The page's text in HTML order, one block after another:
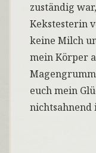
zuständig
Kekstesterin
keine Milch
mein Körper
euch mein